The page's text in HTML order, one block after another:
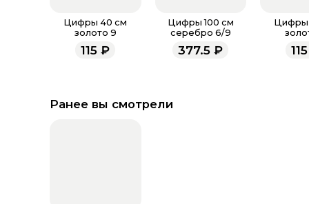
Цифры 40 см
золото 9
115 ₽
Цифры 100 см
серебро 6/9
377.5 ₽
Цифры
115
Ранее вы смотрели